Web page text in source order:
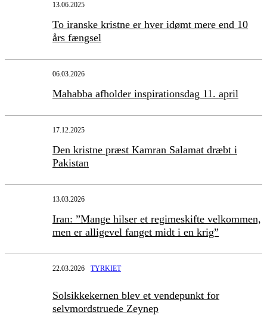
13.06.2025
To iranske kristne er hver idømt mere end 10
års fængsel
06.03.2026
Mahabba afholder inspirationsdag 11. april
17.12.2025
Den kristne præst Kamran Salamat dræbt i
Pakistan
13.03.2026
Iran: ”Mange hilser et regimeskifte velkommen,
men er alligevel fanget midt i en krig”
22.03.2026 TYRKIET
Solsikkekernen blev et vendepunkt for
selvmordstruede Zeynep